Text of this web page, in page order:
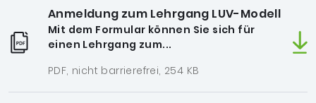
Anmeldung zum Lehrgang LUV-Modell
Mit dem Formular können Sie sich für
einen Lehrgang zum...
PDF, nicht barrierefrei, 254 KB